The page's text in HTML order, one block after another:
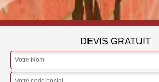
DEVIS GRATUIT